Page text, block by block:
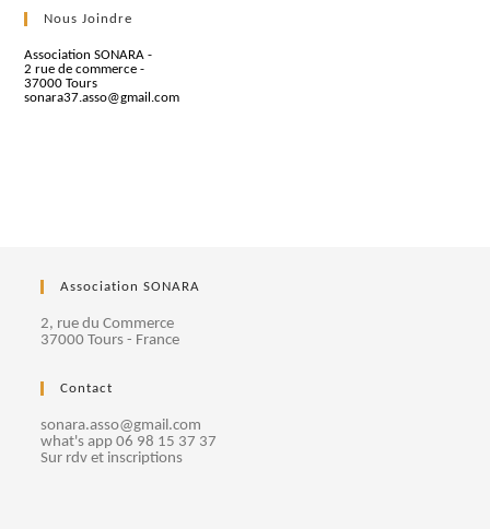
Nous Joindre
Association SONARA -
2 rue de commerce -
37000 Tours
sonara37.asso@gmail.com
Association SONARA
2, rue du Commerce
37000 Tours - France
Contact
sonara.asso@gmail.com
what's app 06 98 15 37 37
Sur rdv et inscriptions